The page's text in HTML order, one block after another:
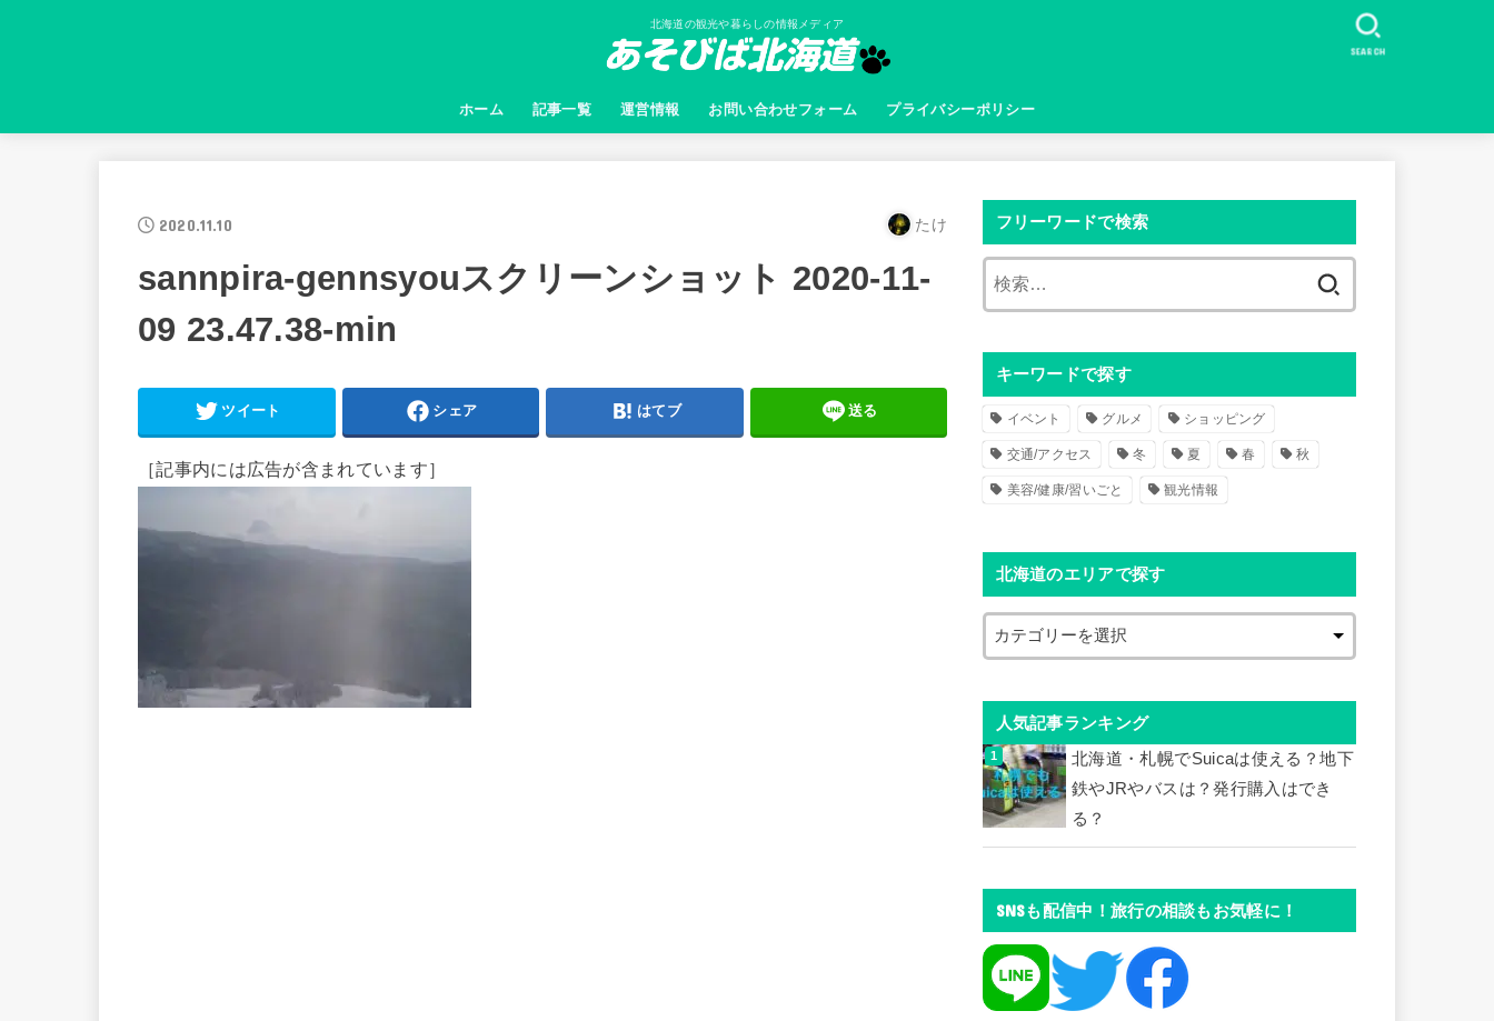
北海道の観光や暮らしの情報メディア
ホーム 記事一覧 運営情報 お問い合わせフォーム プライバシーポリシー
SEARCH
2020.11.10 たけ
sannpira-gennsyouスクリーンショット 2020-11-
09 23.47.38-min
ツイート シェア はてブ 送る
［記事内には広告が含まれています］
フリーワードで検索
キーワードで探す
イベント グルメ ショッピング
交通/アクセス 冬 夏 春 秋
美容/健康/習いごと 観光情報
北海道のエリアで探す
人気記事ランキング
北海道・札幌でSuicaは使える？地下
鉄やJRやバスは？発行購入はでき
る？
SNSも配信中！旅行の相談もお気軽に！